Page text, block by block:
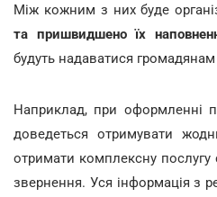
Між кожним з них буде
та пришвидшено їх
будуть надаватися громадянам
Наприклад, при оформленні
доведеться отримувати
отримати комплексну
звернення. Уся інформація з